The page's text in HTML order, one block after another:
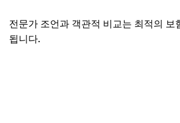
전문가 조언과 객관적 비교는 최적의 보
됩니다.